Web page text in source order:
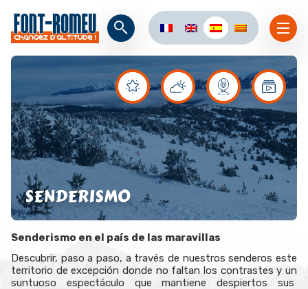
SENDERISMO
Senderismo en el país de las maravillas
Descubrir, paso a paso, a través de nuestros senderos este
territorio de excepción donde no faltan los contrastes y un
suntuoso espectáculo que mantiene despiertos sus